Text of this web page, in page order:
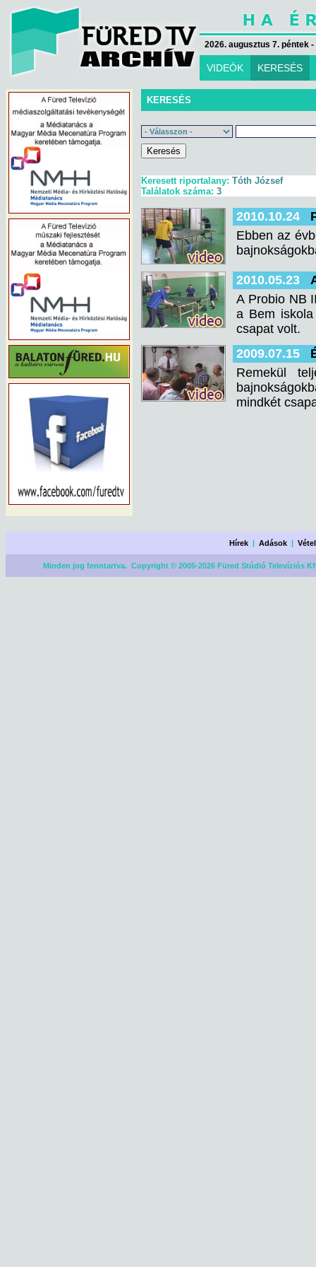
2026. augusztus 7. péntek
VIDEÓK KERESÉS
KERESÉS
Keresett riportalany: Tóth József
Találatok száma: 3
2010.10.24
Ebben az
2010.05.23
A Probio NB
a Bem
csapat volt.
2009.07.15
Remekül
mindkét
Hírek |Adások |
Minden jog fenntartva. Copyright © 2005-2026 Füred Stúdió Televíziós